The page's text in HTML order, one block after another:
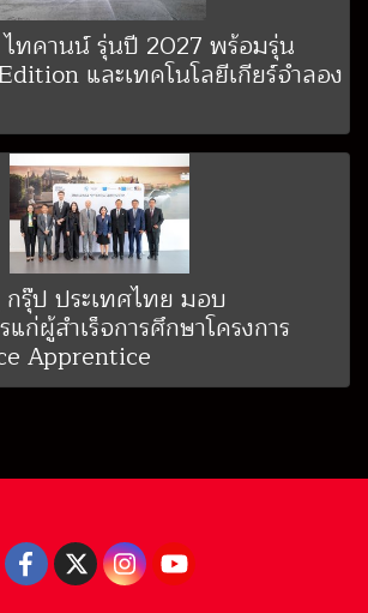
ไทคานน์ รุ่นปี 2027 พร้อมรุ่น
และเทคโนโลยีเกียร์จำลอง
รุ๊ป ประเทศไทย มอบ
ก่ผู้สำเร็จการศึกษาโครงการ
Apprentice